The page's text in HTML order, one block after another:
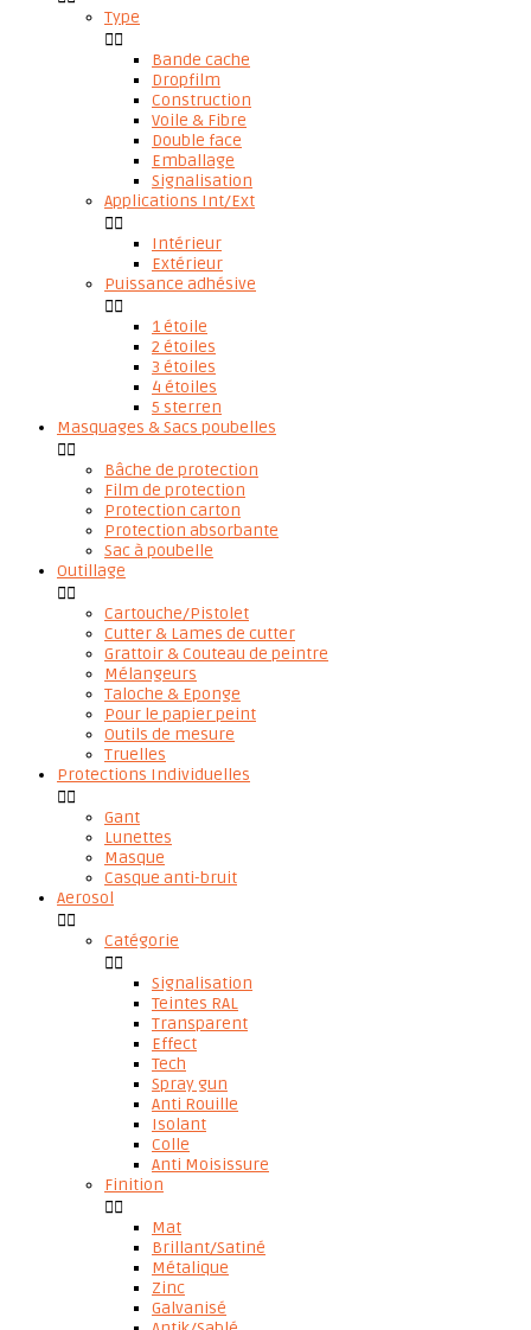
Type

Bande cache
Dropfilm
Construction
Voile & Fibre
Double face
Emballage
Signalisation
Applications Int/Ext

Intérieur
Extérieur
Puissance adhésive

1 étoile
2 étoiles
3 étoiles
4 étoiles
5 sterren
Masquages & Sacs poubelles

Bâche de protection
Film de protection
Protection carton
Protection absorbante
Sac à poubelle
Outillage

Cartouche/Pistolet
Cutter & Lames de cutter
Grattoir & Couteau de peintre
Mélangeurs
Taloche & Eponge
Pour le papier peint
Outils de mesure
Truelles
Protections Individuelles

Gant
Lunettes
Masque
Casque anti-bruit
Aerosol

Catégorie

Signalisation
Teintes RAL
Transparent
Effect
Tech
Spray gun
Anti Rouille
Isolant
Colle
Anti Moisissure
Finition

Mat
Brillant/Satiné
Métalique
Zinc
Galvanisé